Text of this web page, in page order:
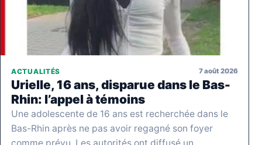
ACTUALITÉS 7 août 2026
Urielle, 16 ans, disparue dans le Bas-
Rhin: l’appel à témoins
Une adolescente de 16 ans est recherchée dans le
Bas-Rhin après ne pas avoir regagné son foyer
comme prévu. Les autorités ont diffusé un…